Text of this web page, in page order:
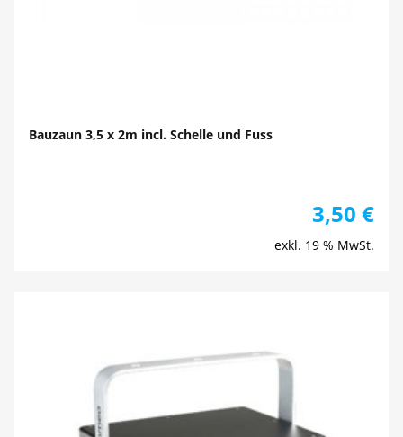
Bauzaun 3,5 x 2m incl. Schelle und Fuss
3,50 €
exkl. 19 % MwSt.